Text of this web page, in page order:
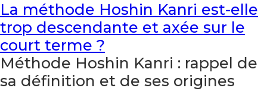
La méthode Hoshin Kanri est-elle
trop descendante et axée sur le
court terme ?
Méthode Hoshin Kanri : rappel de
sa définition et de ses origines